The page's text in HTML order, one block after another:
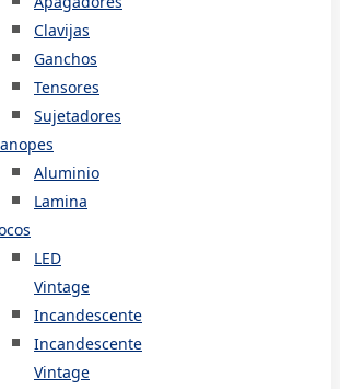
Clavijas
Ganchos
Tensores
Sujetadores
Aluminio
Lamina
LED
Vintage
Incandescente
Incandescente
Vintage